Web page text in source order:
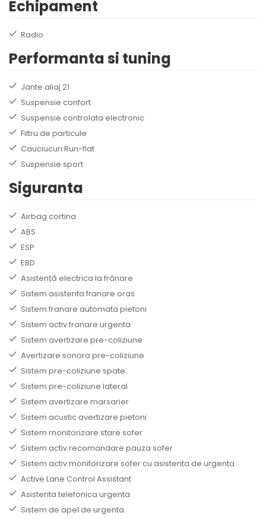
Echipament
Radio
Performanta si tuning
Jante aliaj 21
Suspensie confort
Suspensie controlata electronic
Filtru de particule
Cauciucuri Run-flat
Suspensie sport
Siguranta
Airbag cortina
ABS
ESP
EBD
Asistență electrica la frânare
Sistem asistenta franare oras
Sistem franare automata pietoni
Sistem activ franare urgenta
Sistem avertizare pre-coliziune
Avertizare sonora pre-coliziune
Sistem pre-coliziune spate
Sistem pre-coliziune lateral
Sistem avertizare marsarier
Sistem acustic avertizare pietoni
Sistem monitorizare stare sofer
Sistem activ recomandare pauza sofer
Sistem activ monitorizare sofer cu asistenta de urgenta
Active Lane Control Assistant
Asistenta telefonica urgenta
Sistem de apel de urgenta